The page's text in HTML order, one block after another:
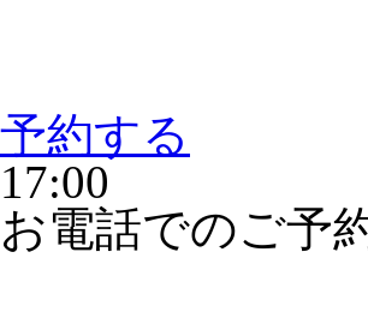
予約する
17:00
お電話でのご予